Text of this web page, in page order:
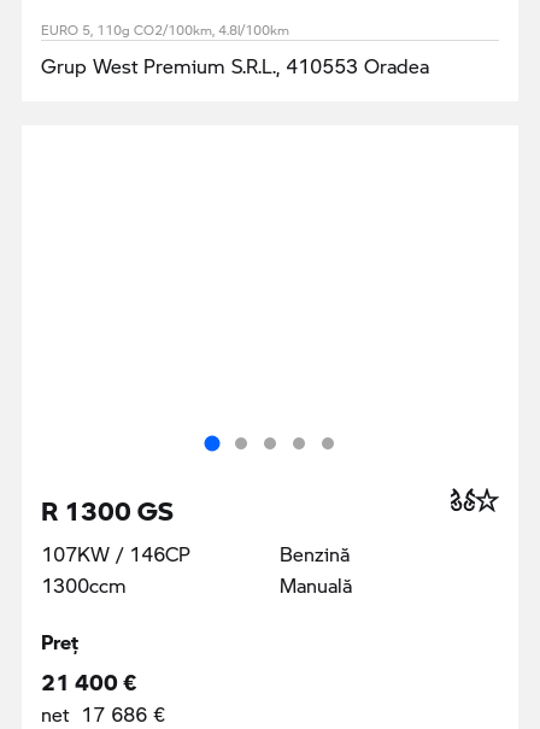
EURO 5, 110g CO2/100km, 4.8l/100km
Grup West Premium S.R.L., 410553 Oradea
R 1300 GS
107KW / 146CP
1300ccm
Benzină
Manuală
Preţ
21 400 €
net 17 686 €